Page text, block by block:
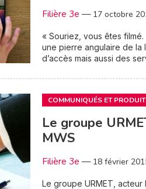
Filière 3e — 17 octobre
« Souriez, vous êtes
une pierre angulaire de la
d’accès mais aussi des
COMMUNIQUÉS ET
Le groupe
MWS
Filière 3e — 18 février
Le groupe URMET,